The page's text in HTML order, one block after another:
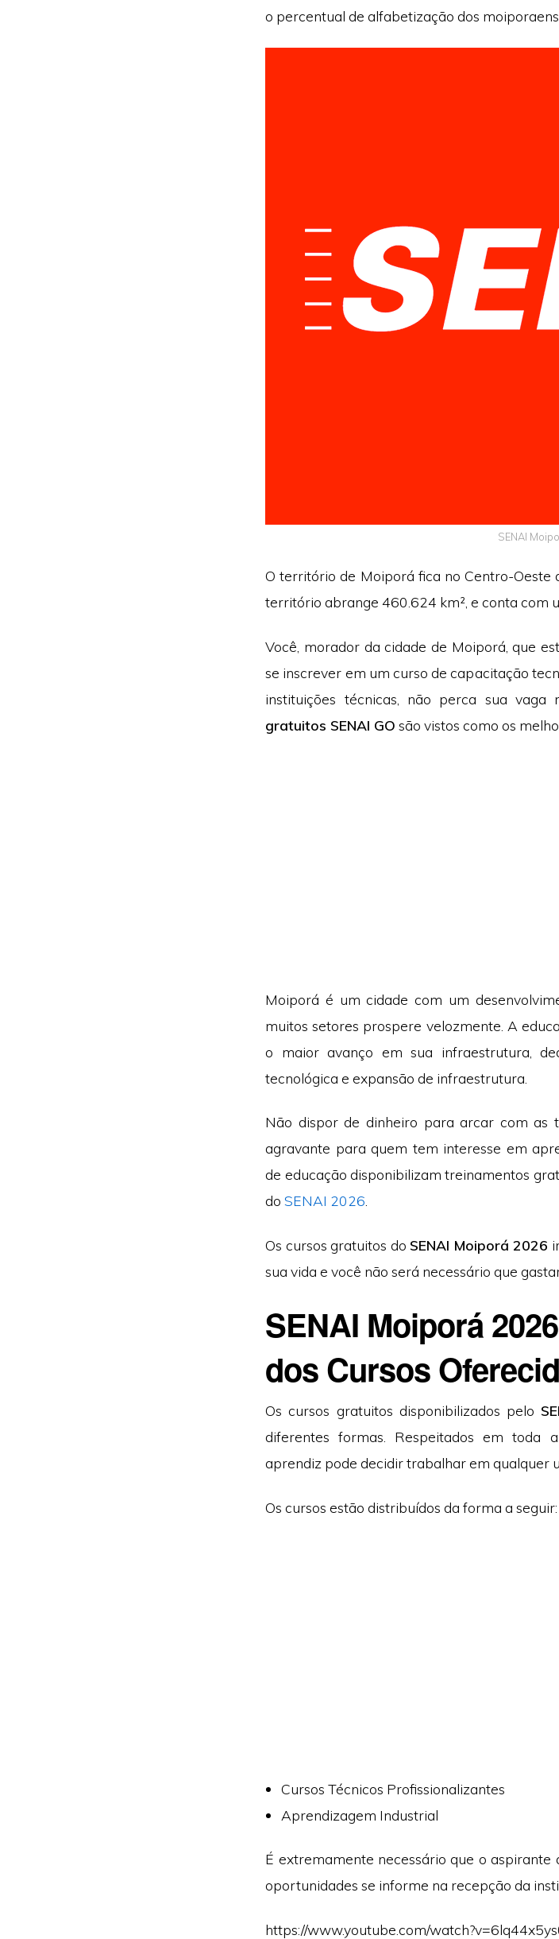
o percentual de alfabetização dos
SENAI
O território de Moiporá fica no Centro-Oeste
território abrange 460.624 km², e conta com
Você, morador da cidade de Moiporá, que
se inscrever em um curso de capacitação
instituições técnicas, não perca sua vaga
gratuitos SENAI GO são vistos como os
Moiporá é um cidade com um
muitos setores prospere velozmente. A
o maior avanço em sua infraestrutura,
tecnológica e expansão de infraestrutura.
Não dispor de dinheiro para arcar com as
agravante para quem tem interesse em
de educação disponibilizam treinamentos
doSENAI 2026
Os cursos gratuitos do SENAI Moiporá 2026
sua vida e você não será necessário que
SENAI Moiporá
dos Cursos
Os cursos gratuitos disponibilizados pelo
diferentes formas. Respeitados em toda
aprendiz pode decidir trabalhar em qualquer
Os cursos estão distribuídos da forma a seguir:
Cursos Técnicos Profissionalizantes
Aprendizagem Industrial
É extremamente necessário que o
oportunidades se informe na recepção da
https://www.youtube.com/